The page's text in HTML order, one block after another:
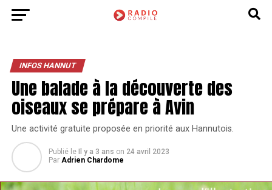
INFOS HANNUT
Une balade à la découverte des
oiseaux se prépare à Avin
Une activité gratuite proposée en priorité aux Hannutois.
Publié le Il y a 3 ans on 24 avril 2023
Par Adrien Chardome